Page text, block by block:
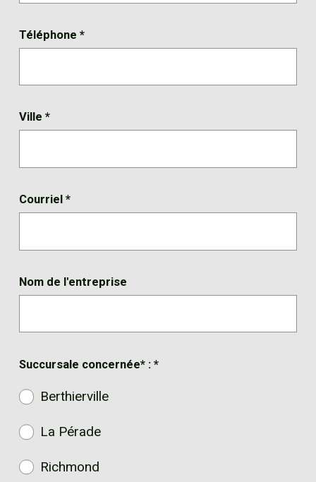
Téléphone *
Ville *
Courriel *
Nom de l'entreprise
Succursale concernée* : *
Berthierville
La Pérade
Richmond